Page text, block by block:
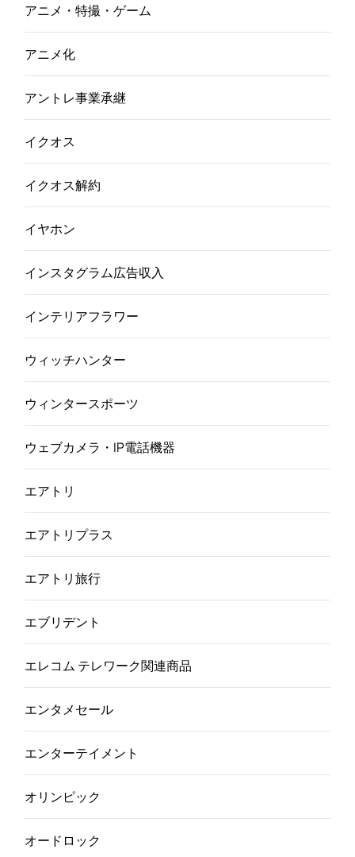
アニメ・特撮・ゲーム
アニメ化
アントレ事業承継
イクオス
イクオス解約
イヤホン
インスタグラム広告収入
インテリアフラワー
ウィッチハンター
ウィンタースポーツ
ウェブカメラ・IP電話機器
エアトリ
エアトリプラス
エアトリ旅行
エブリデント
エレコム テレワーク関連商品
エンタメセール
エンターテイメント
オリンピック
オードロック